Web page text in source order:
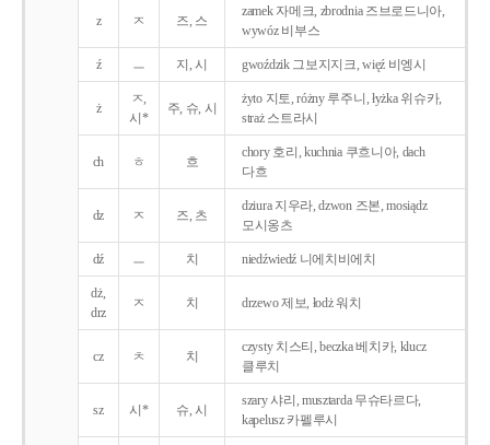
z ㅈ 즈, 스
zamek 자메크, zbrodnia 즈브로드니아,
wywóz 비부스
ź ㅡ 지, 시 gwoździk 그보지지크, więź 비엥시
ż
ㅈ,
시*
주, 슈, 시
żyto 지토, różny 루주니, łyżka 위슈카,
straż 스트라시
ch ㅎ 흐
chory 호리, kuchnia 쿠흐니아, dach
다흐
dz ㅈ 즈, 츠
dziura 지우라, dzwon 즈본, mosiądz
모시옹츠
dź ㅡ 치 niedźwiedź 니에치비에치
dż,
drz
ㅈ 치 drzewo 제보, łodż 워치
cz ㅊ 치
czysty 치스티, beczka 베치카, klucz
클루치
sz 시* 슈, 시
szary 샤리, musztarda 무슈타르다,
kapelusz 카펠루시